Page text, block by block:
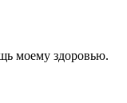
моему здоровью.